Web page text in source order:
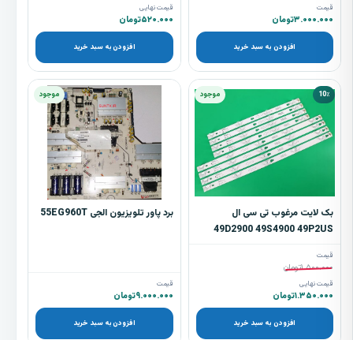
قیمت
۳.۰۰۰.۰۰۰تومان
افزودن به سبد خرید
قیمت نهایی
۵۲۰.۰۰۰تومان
افزودن به سبد خرید
10٪ موجود
بک لایت مرغوب تی سی ال
49D2900 49S4900 49P2US
قیمت
۱.۵۰۰.۰۰۰تومان
قیمت نهایی
۱.۳۵۰.۰۰۰تومان
افزودن به سبد خرید
موجود
برد پاور تلویزیون الجی 55EG960T
قیمت
۹.۰۰۰.۰۰۰تومان
افزودن به سبد خرید